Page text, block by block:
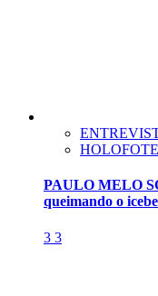
PAULO MELO
queimando o
3 3